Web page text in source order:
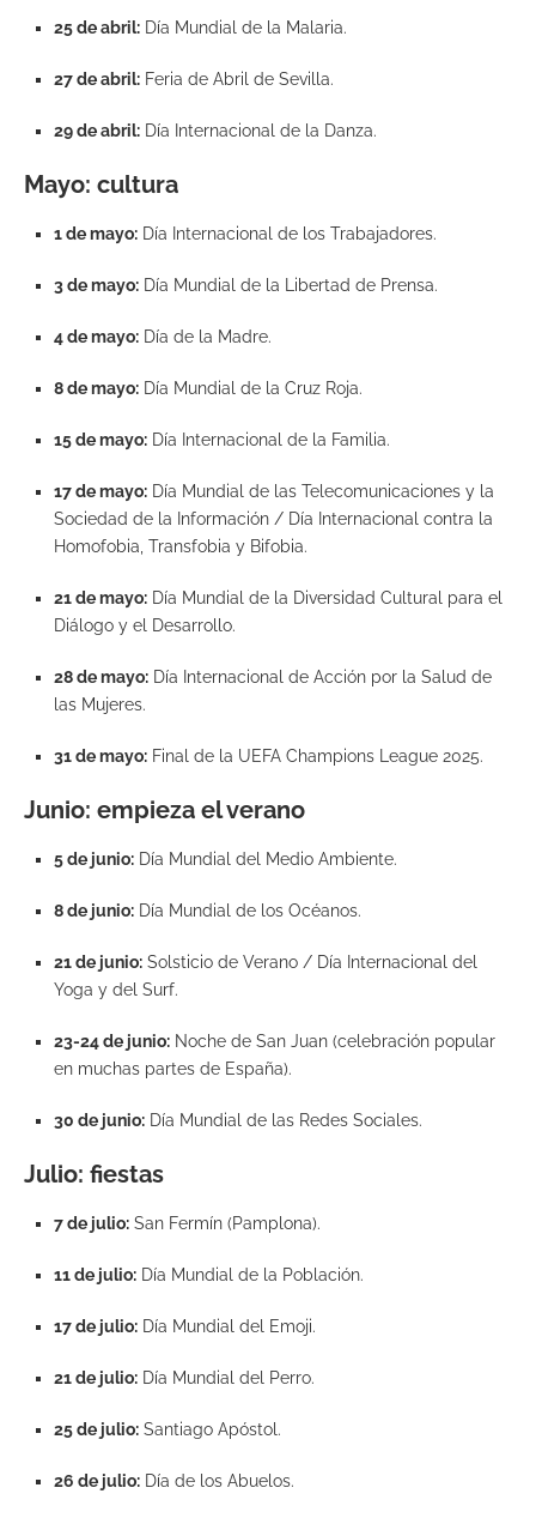
25 de abril: Día Mundial de la Malaria.
27 de abril: Feria de Abril de Sevilla.
29 de abril: Día Internacional de la Danza.
Mayo: cultura
1 de mayo: Día Internacional de los Trabajadores.
3 de mayo: Día Mundial de la Libertad de Prensa.
4 de mayo: Día de la Madre.
8 de mayo: Día Mundial de la Cruz Roja.
15 de mayo: Día Internacional de la Familia.
17 de mayo: Día Mundial de las Telecomunicaciones y la
Sociedad de la Información / Día Internacional contra la
Homofobia, Transfobia y Bifobia.
21 de mayo: Día Mundial de la Diversidad Cultural para el
Diálogo y el Desarrollo.
28 de mayo: Día Internacional de Acción por la Salud de
las Mujeres.
31 de mayo: Final de la UEFA Champions League 2025.
Junio: empieza el verano
5 de junio: Día Mundial del Medio Ambiente.
8 de junio: Día Mundial de los Océanos.
21 de junio: Solsticio de Verano / Día Internacional del
Yoga y del Surf.
23-24 de junio: Noche de San Juan (celebración popular
en muchas partes de España).
30 de junio: Día Mundial de las Redes Sociales.
Julio: fiestas
7 de julio: San Fermín (Pamplona).
11 de julio: Día Mundial de la Población.
17 de julio: Día Mundial del Emoji.
21 de julio: Día Mundial del Perro.
25 de julio: Santiago Apóstol.
26 de julio: Día de los Abuelos.